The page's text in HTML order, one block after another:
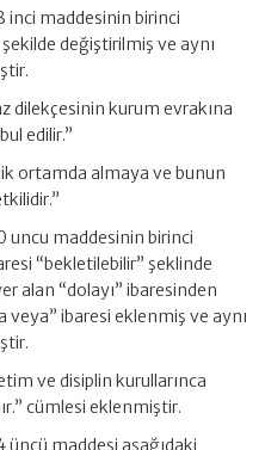
inci maddesinin birinci
değiştirilmiş ve aynı
dilekçesinin kurum evrakına
edilir.”
ortamda almaya ve bunun
uncu maddesinin birinci
“bekletilebilir” şeklinde
alan “dolayı” ibaresinden
ibaresi eklenmiş ve aynı
ve disiplin kurullarınca
cümlesi eklenmiştir.
maddesi aşağıdaki